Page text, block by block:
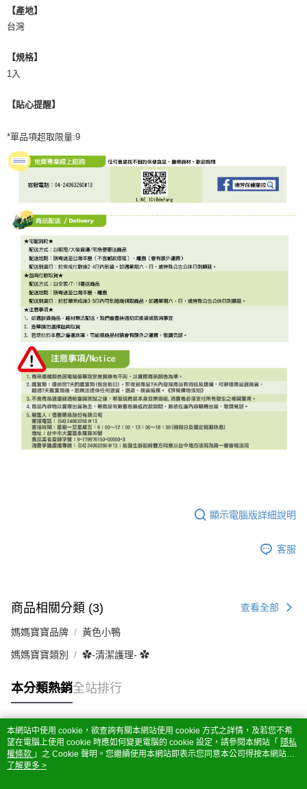
「AFTEE先享後付」，若未經同意申辦者引起之損失，本公司不負相關責
任。
４．使用「AFTEE先享後付」時，將依據個別帳號之用戶狀況，依本公司即
請求用戶進行身份認證。
恩沛科技股份有限公司將有權停止該用戶之使用額度並採取法律行動。
【產地】
台灣
【規格】
1入
【貼心提醒】
*單品項超取限量:9
顯示電腦版詳細說明
客服
商品相關分類 (3) 查看全部
媽媽寶寶品牌 黃色小鴨
媽媽寶寶類別 ✿-清潔護理- ✿
本分類熱銷全站排行
熱門標籤
本網站中使用 cookie，欲查詢有關本網站使用 cookie 方式之詳情，及若您不希
望在電腦上使用 cookie 時應如何變更電腦的 cookie 設定，請參閱本網站「 隱私
權條款 」之 Cookie 聲明。您繼續使用本網站即表示您同意本公司得按本網站使
用條款之 Cookie 聲明使用 cookie。
了解更多 >